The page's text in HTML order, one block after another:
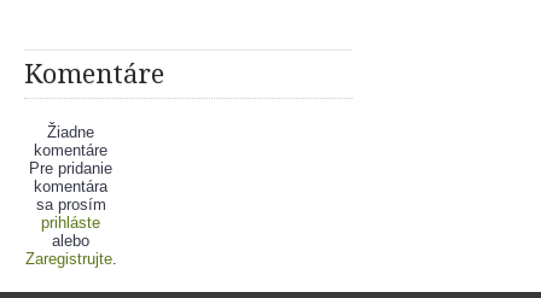
Komentáre
Žiadne
komentáre
Pre pridanie
komentára
sa prosím
prihláste
alebo
Zaregistrujte.